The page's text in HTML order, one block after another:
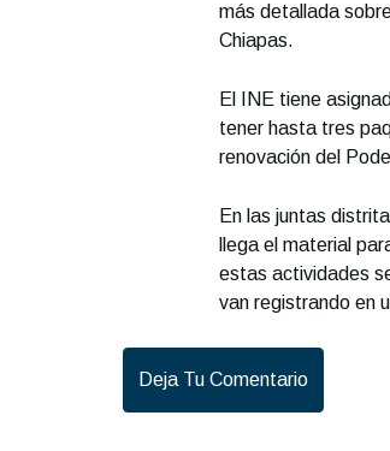
más detallada
Chiapas.
El INE tiene
tener hasta tres
renovación del
En las juntas
llega el material
estas actividades
van registrando en
Deja Tu Comentario